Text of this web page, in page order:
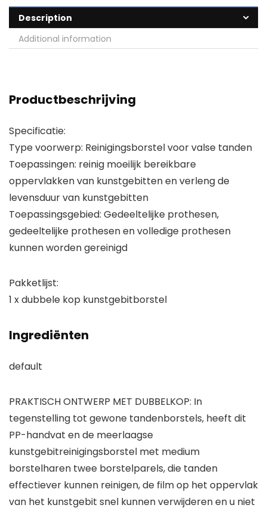
Description
Additional information
Productbeschrijving
Specificatie:
Type voorwerp: Reinigingsborstel voor valse tanden
Toepassingen: reinig moeilijk bereikbare
oppervlakken van kunstgebitten en verleng de
levensduur van kunstgebitten
Toepassingsgebied: Gedeeltelijke prothesen,
gedeeltelijke prothesen en volledige prothesen
kunnen worden gereinigd
Pakketlijst:
1 x dubbele kop kunstgebitborstel
Ingrediënten
default
PRAKTISCH ONTWERP MET DUBBELKOP: In
tegenstelling tot gewone tandenborstels, heeft dit
PP-handvat en de meerlaagse
kunstgebitreinigingsborstel met medium
borstelharen twee borstelparels, die tanden
effectiever kunnen reinigen, de film op het oppervlak
van het kunstgebit snel kunnen verwijderen en u niet